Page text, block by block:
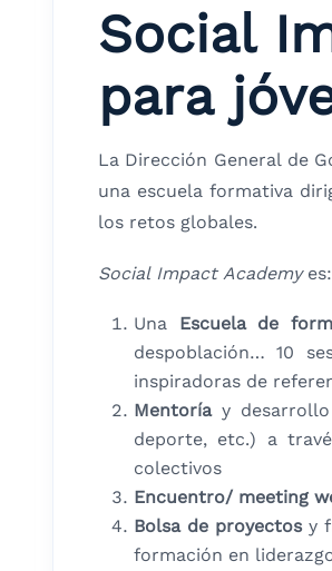
Social
para
La Dirección General de
una escuela formativa
los retos globales.
Social Impact Academyes:
Una Escuela de
despoblación… 10
inspiradoras de
Mentoríay desarrollo
deporte, etc.) a
colectivos
Encuentro/ meeting
Bolsa de proyectos y
formación en